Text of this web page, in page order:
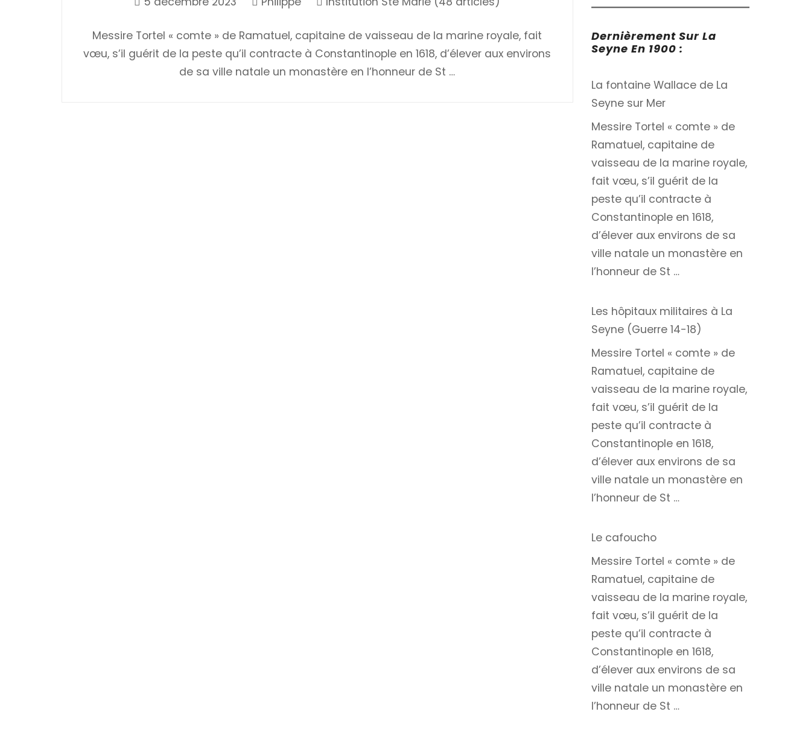
Messire Tortel « comte » de Ramatuel, capitaine de vaisseau de la marine royale, fait
vœu, s’il guérit de la peste qu’il contracte à Constantinople en 1618, d’élever aux environs
de sa ville natale un monastère en l’honneur de St …
Dernièrement Sur La
Seyne En 1900 :
La fontaine Wallace de La
Seyne sur Mer
Messire Tortel « comte » de
Ramatuel, capitaine de
vaisseau de la marine royale,
fait vœu, s’il guérit de la
peste qu’il contracte à
Constantinople en 1618,
d’élever aux environs de sa
ville natale un monastère en
l’honneur de St …
Les hôpitaux militaires à La
Seyne (Guerre 14-18)
Messire Tortel « comte » de
Ramatuel, capitaine de
vaisseau de la marine royale,
fait vœu, s’il guérit de la
peste qu’il contracte à
Constantinople en 1618,
d’élever aux environs de sa
ville natale un monastère en
l’honneur de St …
Le cafoucho
Messire Tortel « comte » de
Ramatuel, capitaine de
vaisseau de la marine royale,
fait vœu, s’il guérit de la
peste qu’il contracte à
Constantinople en 1618,
d’élever aux environs de sa
ville natale un monastère en
l’honneur de St …